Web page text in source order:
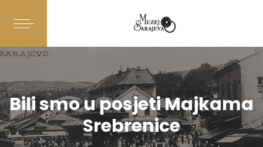
Bili smo u posjeti Majkama
Srebrenice